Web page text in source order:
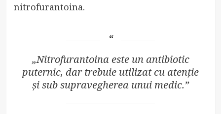
nitrofurantoina.
„Nitrofurantoina este un antibiotic
puternic, dar trebuie utilizat cu atenție
și sub supravegherea unui medic.”